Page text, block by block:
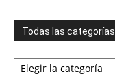
Todas las categorías
Todas
las